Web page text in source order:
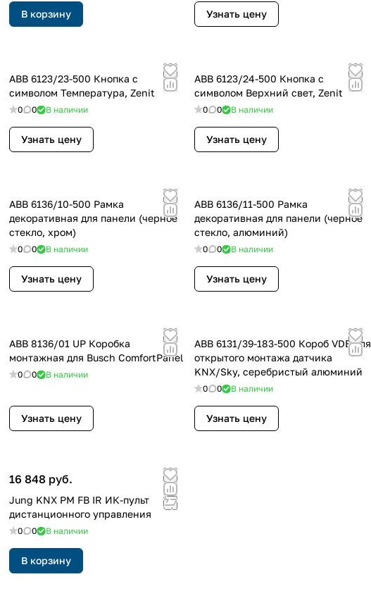
В корзину Узнать цену
ABB 6123/23-500 Кнопка с
символом Температура, Zenit
0 0 В наличии
Узнать цену
ABB 6123/24-500 Кнопка с
символом Верхний свет, Zenit
0 0 В наличии
Узнать цену
ABB 6136/10-500 Рамка
декоративная для панели (черное
стекло, хром)
0 0 В наличии
Узнать цену
ABB 6136/11-500 Рамка
декоративная для панели (черное
стекло, алюминий)
0 0 В наличии
Узнать цену
ABB 8136/01 UP Коробка
монтажная для Busch ComfortPanel
0 0 В наличии
Узнать цену
ABB 6131/39-183-500 Короб VDE для
открытого монтажа датчика
KNX/Sky, серебристый алюминий
0 0 В наличии
Узнать цену
16 848 руб.
Jung KNX PM FB IR ИК-пульт
дистанционного управления
0 0 В наличии
В корзину